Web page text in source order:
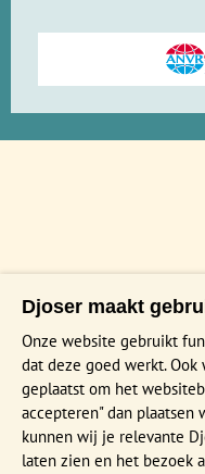
Djoser maakt
Onze website gebruikt
dat deze goed werkt.
geplaatst om het
accepteren" dan plaatsen
kunnen wij je relevante
laten zien en het bezoek